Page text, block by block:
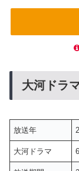
大河ドラ
放送年
大河ドラマ